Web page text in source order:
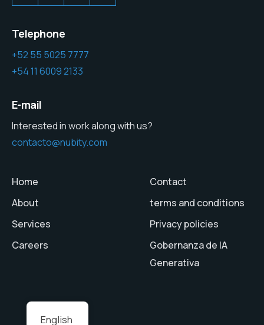
Telephone
+52 55 5025 7777
+54 11 6009 2133
E-mail
Interested in work along with us?
contacto@nubity.com
Home
About
Services
Careers
Contact
terms and conditions
Privacy policies
Gobernanza de IA
Generativa
English